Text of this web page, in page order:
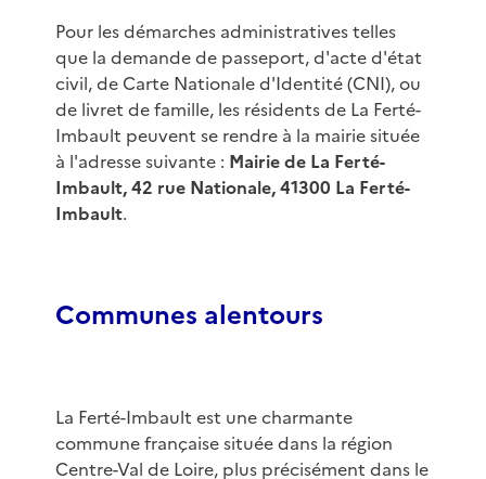
Pour les démarches administratives telles
que la demande de passeport, d'acte d'état
civil, de Carte Nationale d'Identité (CNI), ou
de livret de famille, les résidents de La Ferté-
Imbault peuvent se rendre à la mairie située
à l'adresse suivante : Mairie de La Ferté-
Imbault, 42 rue Nationale, 41300 La Ferté-
Imbault.
Communes alentours
La Ferté-Imbault est une charmante
commune française située dans la région
Centre-Val de Loire, plus précisément dans le